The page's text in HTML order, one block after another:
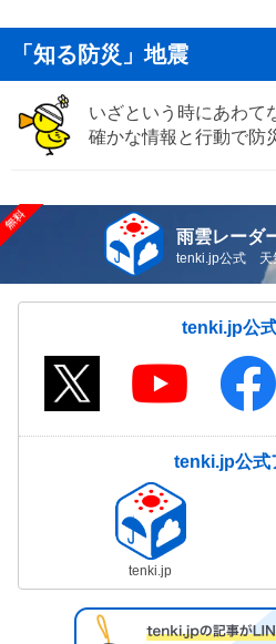
「知る防災」地震
いざという時にあわて
確かな情報と行動で防
雨雲レーダ
tenki.jp公式 天
tenki.jp公
tenki.jp公式
tenki.jp